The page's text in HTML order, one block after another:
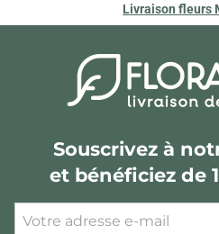
Livraison fleurs
Souscrivez à
et bénéficiez de